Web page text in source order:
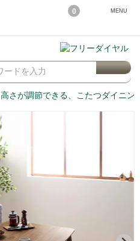
0 MENU
高さが調節できる、こたつダイニン